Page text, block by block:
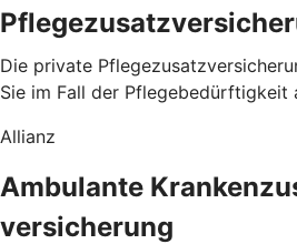
Die private
Sie im Fall der Pflegebedürftigkeit
Allianz
Ambulante
versicherung